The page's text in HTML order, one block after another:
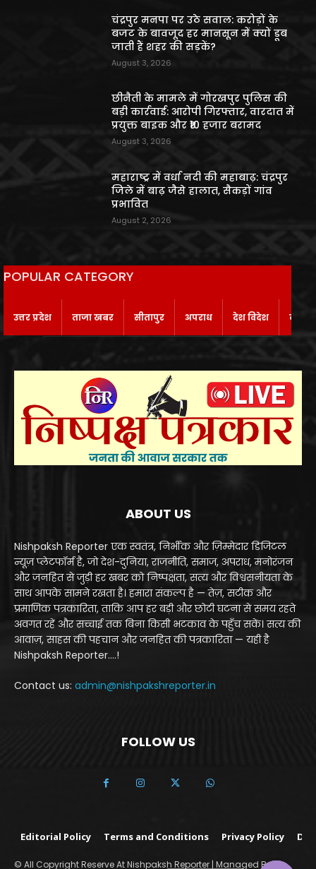
चंद्रपुर मनपा पर उठे सवाल: करोड़ों के
बजट के बावजूद हर मानसून में क्यों डूब
जाती हैं शहर की सड़कें?
August 3, 2026
छीनैती के मामले में गोरखपुर पुलिस की
बड़ी कार्रवाई: आरोपी गिरफ्तार, वारदात में
प्रयुक्त बाइक और ₹10 हजार बरामद
August 3, 2026
महाराष्ट्र में वर्धा नदी की महाबाढ़: चंद्रपुर
जिले में बाढ़ जैसे हालात, सैकड़ों गांव
प्रभावित
August 2, 2026
POPULAR CATEGORY
उत्तर प्रदेश ताजा खबर सीतापुर अपराध देश विदेश
ABOUT US
Nishpaksh Reporter एक स्वतंत्र, निर्भीक और ज़िम्मेदार डिजिटल
न्यूज़ प्लेटफॉर्म है, जो देश-दुनिया, राजनीति, समाज, अपराध, मनोरंजन
और जनहित से जुड़ी हर खबर को निष्पक्षता, सत्य और विश्वसनीयता के
साथ आपके सामने रखता है। हमारा संकल्प है — तेज़, सटीक और
प्रमाणिक पत्रकारिता, ताकि आप हर बड़ी और छोटी घटना से समय रहते
अवगत रहें और सच्चाई तक बिना किसी भटकाव के पहुँच सकें। सत्य की
आवाज़, साहस की पहचान और जनहित की पत्रकारिता — यही है
Nishpaksh Reporter....!
Contact us: admin@nishpakshreporter.in
FOLLOW US
Editorial Policy Terms and Conditions Privacy Policy
© All Copyright Reserve At Nishpaksh Reporter | Managed By Yo